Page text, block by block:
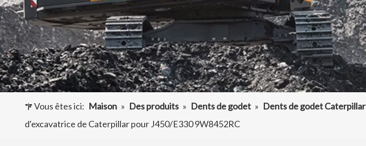
Adaptateur de dents de godet
Autres accessoires d'excavatrice
FAQ Service
Vous êtes ici: Maison » Des produits » Dents de godet » Dents de godet Caterpillar
d'excavatrice de Caterpillar pour J450/E330 9W8452RC